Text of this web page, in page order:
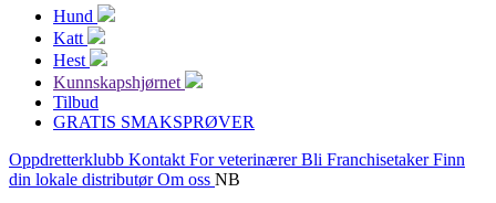
Hund
Katt
Hest
Kunnskapshjørnet
Tilbud
GRATIS SMAKSPRØVER
Oppdretterklubb Kontakt For veterinærerBli FranchisetakerFinn
din lokale distributørOm oss NB